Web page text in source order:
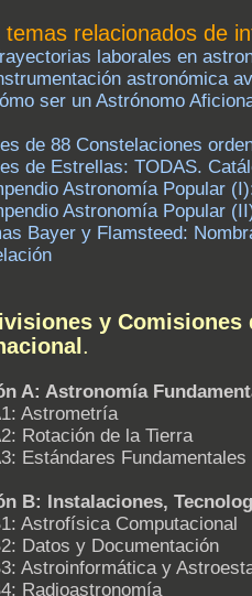
temas relacionados de
laborales en
astronómica
ser un Astrónomo
de 88 Constelaciones
de Estrellas: TODAS.
Astronomía Popular
Astronomía Popular
Bayer y Flamsteed:
y Comisiones
.
A: Astronomía
Astrometría
Rotación de la Tierra
Estándares Fundamentales
B: Instalaciones,
Astrofísica Computacional
Datos y Documentación
Astroinformática y
Radioastronomía